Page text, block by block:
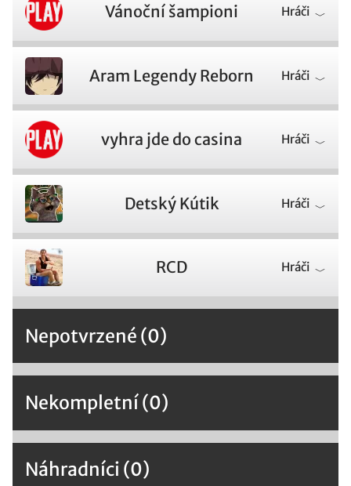
Vánoční šampioni Hráči
Aram Legendy Reborn Hráči
vyhra jde do casina Hráči
Detský Kútik Hráči
RCD Hráči
Nepotvrzené (0)
Nekompletní (0)
Náhradníci (0)